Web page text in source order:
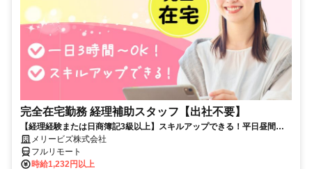
完全在宅勤務 経理補助スタッフ【出社不要】
【経理経験または日商簿記3級以上】スキルアップできる！平日昼間３h
～。完全在宅で育児・介護中の方も大歓迎♪
メリービズ株式会社
フルリモート
時給1,232円以上